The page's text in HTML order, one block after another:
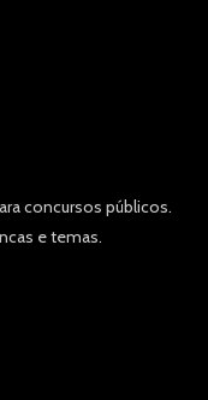
concursos públicos.
e temas.